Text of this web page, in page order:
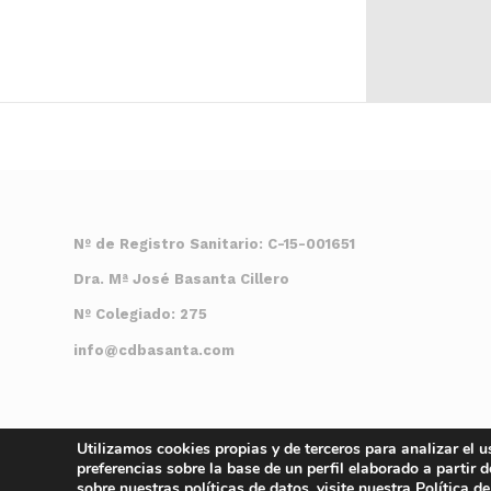
Nº de Registro Sanitario: C-15-001651
Dra. Mª José Basanta Cillero
Nº Colegiado: 275
info@cdbasanta.com
Utilizamos cookies propias y de terceros para analizar el
preferencias sobre la base de un perfil elaborado a partir